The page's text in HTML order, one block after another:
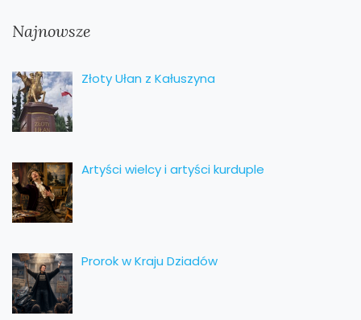
Najnowsze
Złoty Ułan z Kałuszyna
Artyści wielcy i artyści kurduple
Prorok w Kraju Dziadów